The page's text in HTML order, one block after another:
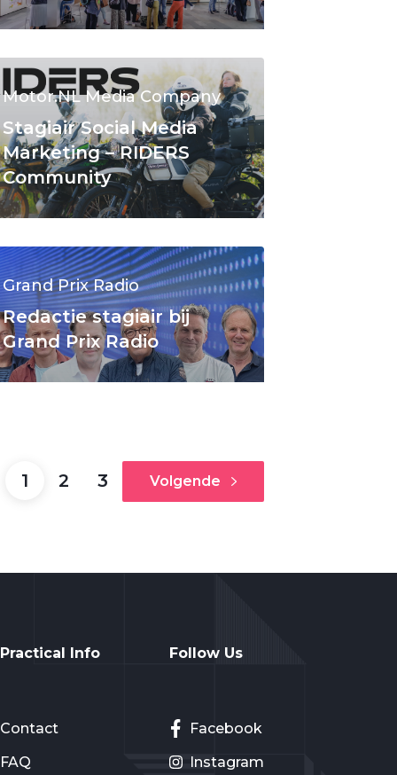
Motor.NL Media Company
Stagiair Social Media
Marketing – RIDERS
Community
Grand Prix Radio
Redactie stagiair bij
Grand Prix Radio
1 2 3 Volgende
Practical Info
Contact
FAQ
Follow Us
Facebook
Instagram